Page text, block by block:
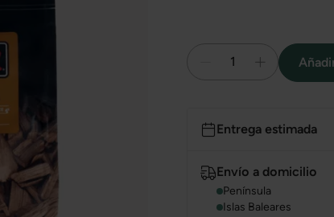
1
Entrega estimada
Envío a domicilio
Península
Islas Baleares